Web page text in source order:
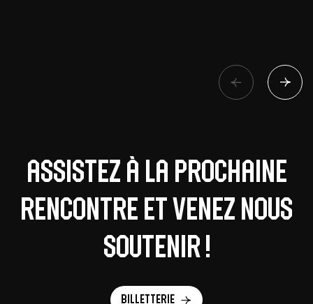
Assistez à la prochaine
rencontre et venez nous
soutenir !
Billetterie